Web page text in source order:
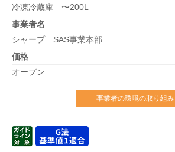
冷凍冷蔵庫 〜200L
事業者名
シャープ SAS事業本部
価格
オープン
事業者の環境の取り組み